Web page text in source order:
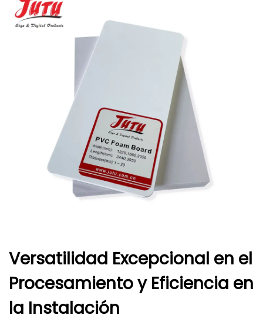
Versatilidad Excepcional en el
Procesamiento y Eficiencia en
la Instalación